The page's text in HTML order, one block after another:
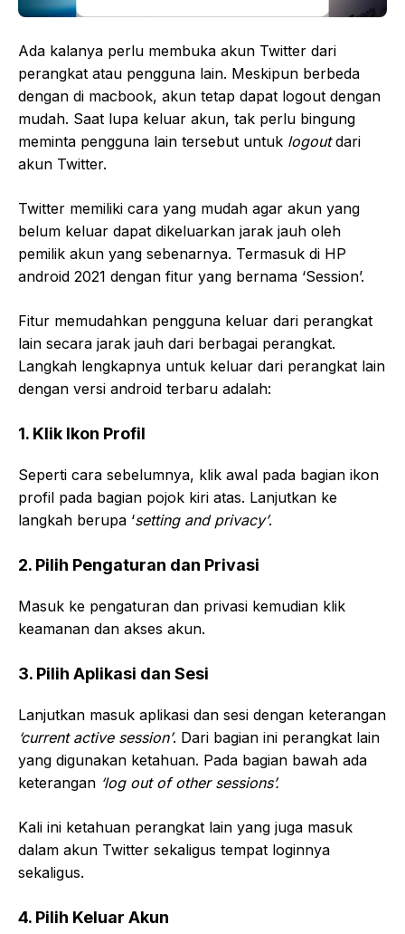
Ada kalanya perlu membuka akun Twitter dari
perangkat atau pengguna lain. Meskipun berbeda
dengan di macbook, akun tetap dapat logout dengan
mudah. Saat lupa keluar akun, tak perlu bingung
meminta pengguna lain tersebut untuk logoutdari
akun Twitter.
Twitter memiliki cara yang mudah agar akun yang
belum keluar dapat dikeluarkan jarak jauh oleh
pemilik akun yang sebenarnya. Termasuk di HP
android 2021 dengan fitur yang bernama ‘Session’.
Fitur memudahkan pengguna keluar dari perangkat
lain secara jarak jauh dari berbagai perangkat.
Langkah lengkapnya untuk keluar dari perangkat lain
dengan versi android terbaru adalah:
1. Klik Ikon Profil
Seperti cara sebelumnya, klik awal pada bagian ikon
profil pada bagian pojok kiri atas. Lanjutkan ke
langkah berupa ‘setting and privacy’.
2. Pilih Pengaturan dan Privasi
Masuk ke pengaturan dan privasi kemudian klik
keamanan dan akses akun.
3. Pilih Aplikasi dan Sesi
Lanjutkan masuk aplikasi dan sesi dengan keterangan
‘current active session’. Dari bagian ini perangkat lain
yang digunakan ketahuan. Pada bagian bawah ada
keterangan ‘log out of other sessions’.
Kali ini ketahuan perangkat lain yang juga masuk
dalam akun Twitter sekaligus tempat loginnya
sekaligus.
4. Pilih Keluar Akun